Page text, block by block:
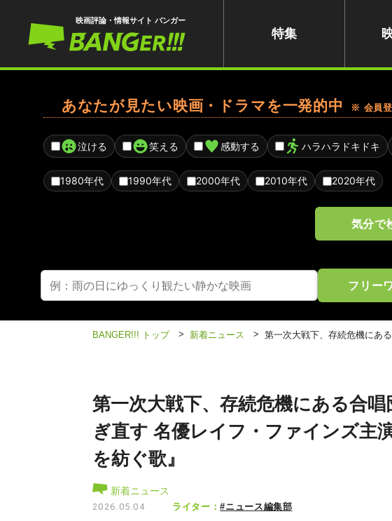
映画評論・情報サイト バンガー
特集
あなたが見たい映画・ドラマを一発的中 ※ 会員
泣ける 笑える 感動する ハラハラドキドキ
1980年代 1990年代 2000年代 2010年代 2020年代
気分で
フリー
BANGER!!! トップ > 新着ニュース > 第一次大戦下、存続危機にあ
第一次大戦下、存続危機にある合
ぎ直す 名優レイフ・ファインズ主
を紡ぐ歌』
新着ニュース
2026.05.04 ライター：#ニュース編集部